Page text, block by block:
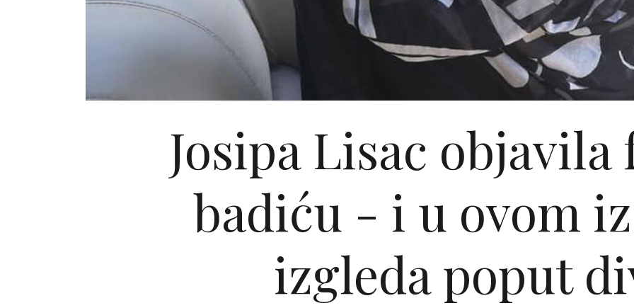
Josipa Lisac
badiću - i u ovom
izgleda poput